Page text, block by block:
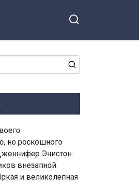
но роскошного
Энистон
внезапной
и великолепная